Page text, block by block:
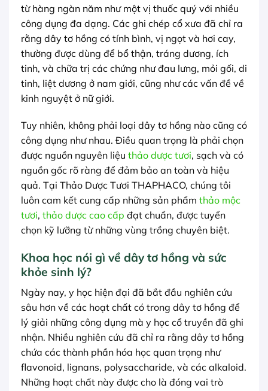
từ hàng ngàn năm như một vị thuốc quý với nhiều
công dụng đa dạng. Các ghi chép cổ xưa đã chỉ ra
rằng dây tơ hồng có tính bình, vị ngọt và hơi cay,
thường được dùng để bổ thận, tráng dương, ích
tinh, và chữa trị các chứng như đau lưng, mỏi gối, di
tinh, liệt dương ở nam giới, cũng như các vấn đề về
kinh nguyệt ở nữ giới.
Tuy nhiên, không phải loại dây tơ hồng nào cũng có
công dụng như nhau. Điều quan trọng là phải chọn
được nguồn nguyên liệu thảo dược tươi, sạch và có
nguồn gốc rõ ràng để đảm bảo an toàn và hiệu
quả. Tại Thảo Dược Tươi THAPHACO, chúng tôi
luôn cam kết cung cấp những sản phẩm thảo mộc
tươi, thảo dược cao cấp đạt chuẩn, được tuyển
chọn kỹ lưỡng từ những vùng trồng chuyên biệt.
Khoa học nói gì về dây tơ hồng và sức
khỏe sinh lý?
Ngày nay, y học hiện đại đã bắt đầu nghiên cứu
sâu hơn về các hoạt chất có trong dây tơ hồng để
lý giải những công dụng mà y học cổ truyền đã ghi
nhận. Nhiều nghiên cứu đã chỉ ra rằng dây tơ hồng
chứa các thành phần hóa học quan trọng như
flavonoid, lignans, polysaccharide, và các alkaloid.
Những hoạt chất này được cho là đóng vai trò